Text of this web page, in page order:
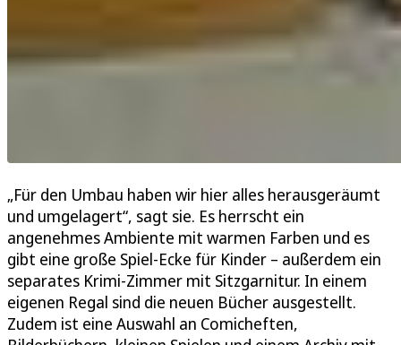
„Für den Umbau haben wir hier alles herausgeräumt
und umgelagert“, sagt sie. Es herrscht ein
angenehmes Ambiente mit warmen Farben und es
gibt eine große Spiel-Ecke für Kinder – außerdem ein
separates Krimi-Zimmer mit Sitzgarnitur. In einem
eigenen Regal sind die neuen Bücher ausgestellt.
Zudem ist eine Auswahl an Comicheften,